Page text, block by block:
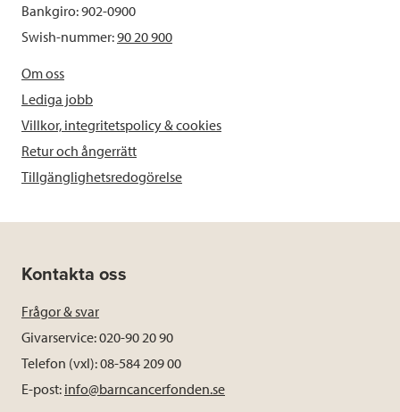
Bankgiro: 902-0900
Swish-nummer:90 20 900
Om oss
Lediga jobb
Villkor, integritetspolicy & cookies
Retur och ångerrätt
Tillgänglighetsredogörelse
Kontakta oss
Frågor & svar
Givarservice: 020-90 20 90
Telefon (vxl): 08-584 209 00
E-post: info@barncancerfonden.se